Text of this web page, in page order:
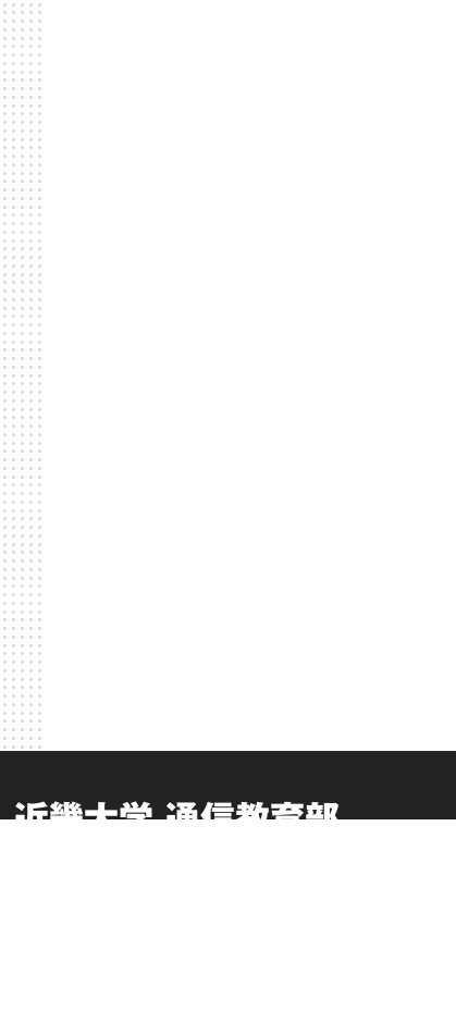
近畿大学 通信教育部